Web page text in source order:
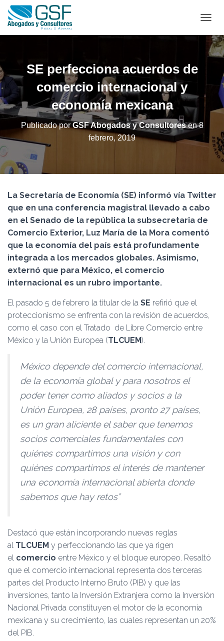
A
M
B
A
C
Ó
N
SE perfecciona acuerdos de
comercio internacional y
economía mexicana
Publicado por GSF Abogados y Consultoresen8
febrero, 2019
La Secretaría de Economía (SE) informó vía Twitter
que en una conferencia magistral llevado a cabo
en el Senado de la república la subsecretaria de
Comercio Exterior, Luz María de la Mora comentó
que la economía del país está profundamente
integrada a los mercados globales. Asimismo,
externó que para México, el comercio
internacional es un rubro importante.
El pasado 5 de febrero la titular de la SE refirió que el
proteccionismo se enfrenta con la revisión de acuerdos,
como el caso con el Tratado de Libre Comercio entre
México y la Unión Europea (TLCUEM).
México depende del comercio internacional,
de la economía global y para nosotros el
poder tener como aliados y socios a la
Unión Europea, 28 países, pronto 27 países,
es un gran aliciente el saber que tenemos
socios comerciales fundamentales con
quiénes compartimos una visión y con
quiénes compartimos el interés de mantener
una economía internacional abierta donde
sabemos que hay retos”
Destacó que están incorporando nuevas reglas
al TLCUEM y perfeccionando las que ya rigen
el comercio entre México y el bloque europeo. Resaltó
que el comercio internacional representa dos terceras
partes del Producto Interno Bruto (PIB) y que las
inversiones, tanto la Inversión Extranjera como la Inversión
Nacional Privada constituyen el motor de la economía
mexicana y su crecimiento, las cuales representan un 20%
del PIB.